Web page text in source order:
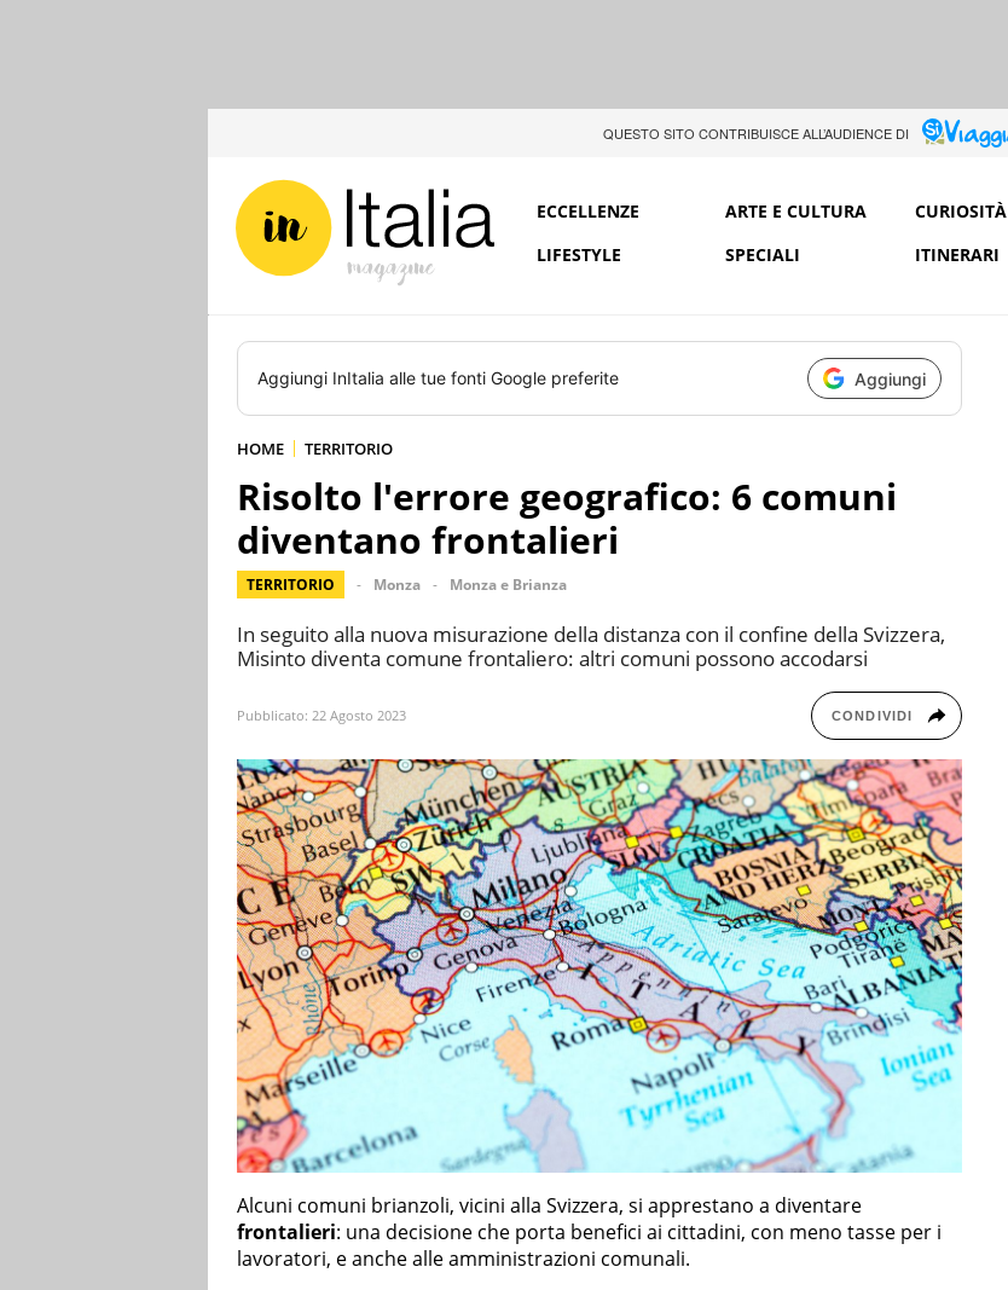
QUESTO SITO CONTRIBUISCE ALL’AUDIENCE DI
ECCELLENZE ARTE E CULTURA CURIOSITÀ
LIFESTYLE
SPECIALI ITINERARI
Aggiungi InItalia alle tue fonti Google preferite Aggiungi
HOME TERRITORIO
Risolto l'errore geografico: 6 comuni
diventano frontalieri
TERRITORIO Monza Monza e Brianza
In seguito alla nuova misurazione della distanza con il confine della Svizzera,
Misinto diventa comune frontaliero: altri comuni possono accodarsi
Pubblicato: 22 Agosto 2023 CONDIVIDI
Alcuni comuni brianzoli, vicini alla Svizzera, si apprestano a diventare
frontalieri: una decisione che porta benefici ai cittadini, con meno tasse per i
lavoratori, e anche alle amministrazioni comunali.